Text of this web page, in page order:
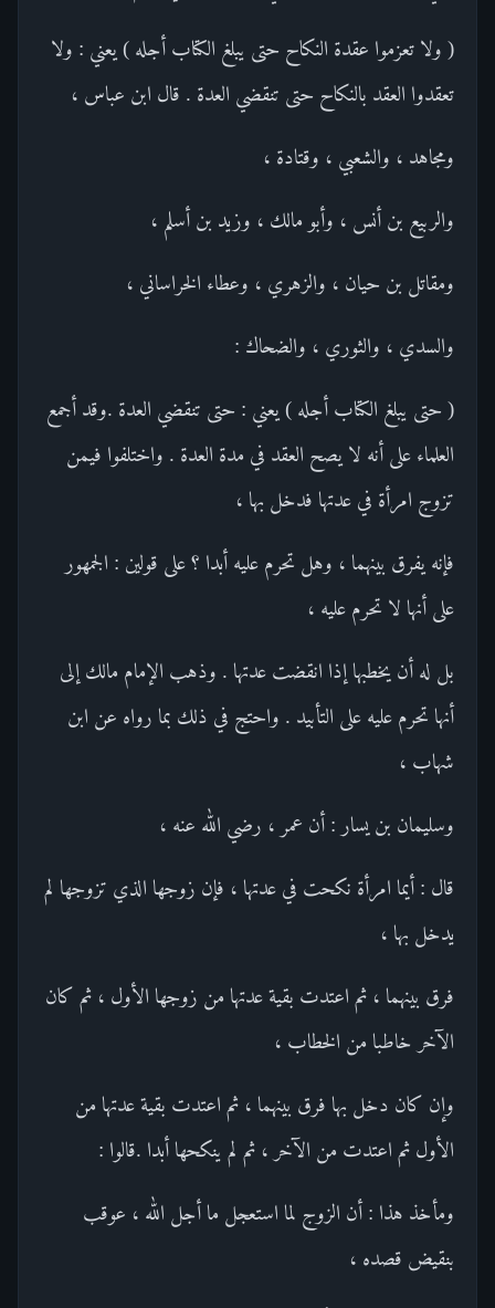
( ولا تعزموا عقدة النكاح حتى يبلغ الكتاب أجله ) يعني : ولا
تعقدوا العقد بالنكاح حتى تنقضي العدة . قال ابن عباس ،
ومجاهد ، والشعبي ، وقتادة ،
والربيع بن أنس ، وأبو مالك ، وزيد بن أسلم ،
ومقاتل بن حيان ، والزهري ، وعطاء الخراساني ،
والسدي ، والثوري ، والضحاك :
( حتى يبلغ الكتاب أجله ) يعني : حتى تنقضي العدة .وقد أجمع
العلماء على أنه لا يصح العقد في مدة العدة . واختلفوا فيمن
تزوج امرأة في عدتها فدخل بها ،
فإنه يفرق بينهما ، وهل تحرم عليه أبدا ؟ على قولين : الجمهور
على أنها لا تحرم عليه ،
بل له أن يخطبها إذا انقضت عدتها . وذهب الإمام مالك إلى
أنها تحرم عليه على التأبيد . واحتج في ذلك بما رواه عن ابن
شهاب ،
وسليمان بن يسار : أن عمر ، رضي الله عنه ،
قال : أيما امرأة نكحت في عدتها ، فإن زوجها الذي تزوجها لم
يدخل بها ،
فرق بينهما ، ثم اعتدت بقية عدتها من زوجها الأول ، ثم كان
الآخر خاطبا من الخطاب ،
وإن كان دخل بها فرق بينهما ، ثم اعتدت بقية عدتها من
الأول ثم اعتدت من الآخر ، ثم لم ينكحها أبدا .قالوا :
ومأخذ هذا : أن الزوج لما استعجل ما أجل الله ، عوقب
بنقيض قصده ،